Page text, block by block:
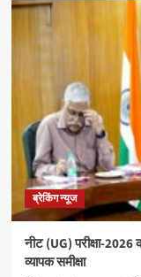
ब्रेकिंग न्यूज
नीट (UG) परीक्षा-2026
व्यापक समीक्षा